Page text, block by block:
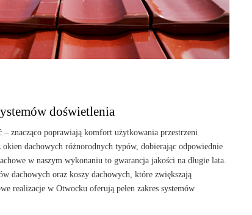
doświetlenia
– znacząco poprawiają komfort użytkowania przestrzeni
dachowych różnorodnych typów, dobierając odpowiednie
w naszym wykonaniu to gwarancja jakości na długie lata.
dachowych oraz koszy dachowych, które zwiększają
realizacje w Otwocku oferują pełen zakres systemów